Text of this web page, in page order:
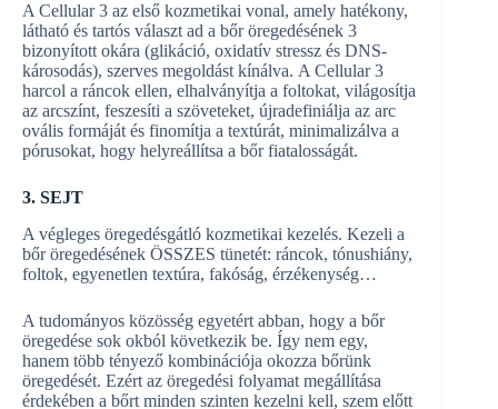
A Cellular 3 az első kozmetikai vonal, amely hatékony,
látható és tartós választ ad a bőr öregedésének 3
bizonyított okára (glikáció, oxidatív stressz és DNS-
károsodás), szerves megoldást kínálva. A Cellular 3
harcol a ráncok ellen, elhalványítja a foltokat, világosítja
az arcszínt, feszesíti a szöveteket, újradefiniálja az arc
ovális formáját és finomítja a textúrát, minimalizálva a
pórusokat, hogy helyreállítsa a bőr fiatalosságát.
3. SEJT
A végleges öregedésgátló kozmetikai kezelés. Kezeli a
bőr öregedésének ÖSSZES tünetét: ráncok, tónushiány,
foltok, egyenetlen textúra, fakóság, érzékenység…
A tudományos közösség egyetért abban, hogy a bőr
öregedése sok okból következik be. Így nem egy,
hanem több tényező kombinációja okozza bőrünk
öregedését. Ezért az öregedési folyamat megállítása
érdekében a bőrt minden szinten kezelni kell, szem előtt